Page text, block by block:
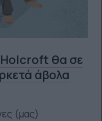
θα σε
άβολα
(μας)